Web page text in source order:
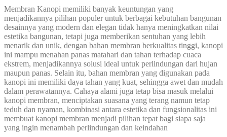
Membran Kanopi memiliki banyak keuntungan yang
menjadikannya pilihan populer untuk berbagai kebutuhan bangunan
desainnya yang modern dan elegan tidak hanya meningkatkan nilai
estetika bangunan, tetapi juga memberikan sentuhan yang lebih
menarik dan unik, dengan bahan membran berkualitas tinggi, kanopi
ini mampu menahan panas matahari dan tahan terhadap cuaca
ekstrem, menjadikannya solusi ideal untuk perlindungan dari hujan
maupun panas. Selain itu, bahan membran yang digunakan pada
kanopi ini memiliki daya tahan yang kuat, sehingga awet dan mudah
dalam perawatannya. Cahaya alami juga tetap bisa masuk melalui
kanopi membran, menciptakan suasana yang terang namun tetap
teduh dan nyaman, kombinasi antara estetika dan fungsionalitas ini
membuat kanopi membran menjadi pilihan tepat bagi siapa saja
yang ingin menambah perlindungan dan keindahan